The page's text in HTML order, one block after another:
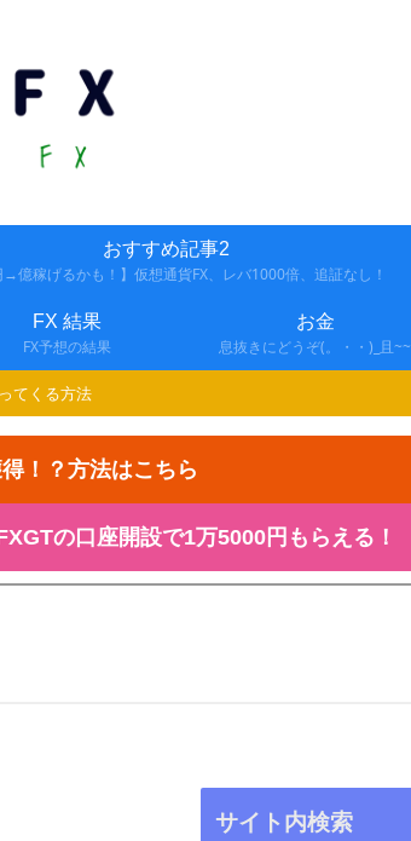
おすすめ記事2
→億稼げるかも！】仮想通貨FX、レバ1000倍、追証なし！
FX 結果
FX予想の結果
お金
息抜きにどうぞ(。・・)_且~~
てくる方法
！？方法はこちら
の口座開設で1万5000円もらえる！
サイト内検索